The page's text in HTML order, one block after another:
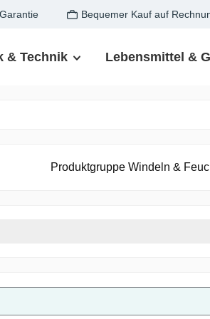
Bequemer Kauf auf
& Technik Lebensmittel &
Produktgruppe Windeln &